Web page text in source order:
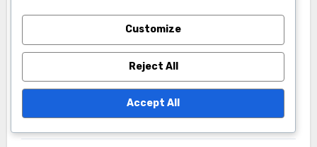
La presentación de las salsas artesanales
puede influir en la percepción del producto.
Muchas veces, las salsas vienen en botellas
atractivas que destacan su calidad artesanal.
La etiqueta debe incluir información clara sobre
los ingredientes y el nivel de picante, lo que
ayuda a los consumidores a tomar decisiones
Customize
Reject All
Accept All